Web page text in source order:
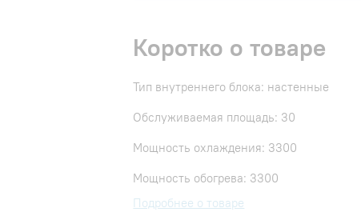
Коротко о товаре
Тип внутреннего блока: настенные
Обслуживаемая площадь: 30
Мощность охлаждения: 3300
Мощность обогрева: 3300
Подробнее о товаре